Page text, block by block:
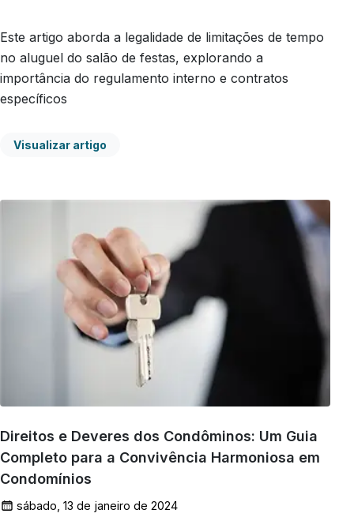
Este artigo aborda a legalidade de limitações de tempo
no aluguel do salão de festas, explorando a
importância do regulamento interno e contratos
específicos
Visualizar artigo
Direitos e Deveres dos Condôminos: Um Guia
Completo para a Convivência Harmoniosa em
Condomínios
sábado, 13 de janeiro de 2024